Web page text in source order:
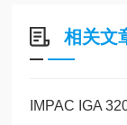
相关文